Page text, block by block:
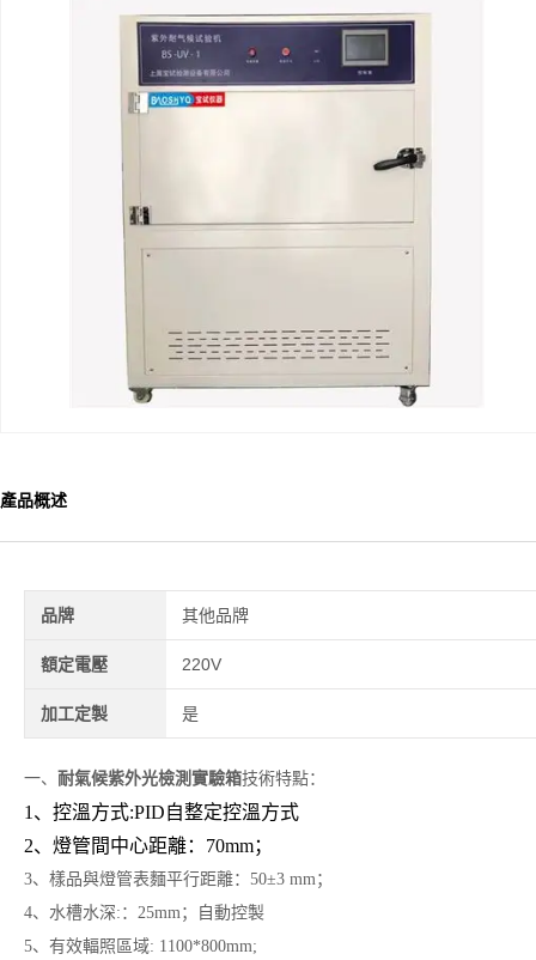
產品概述
品牌 其他品牌
額定電壓 220V
加工定製 是
一、 耐氣候紫外光檢測實驗箱技術特點：
1、控溫方式:PID自整定控溫方式
2、燈管間中心距離：70mm；
3、樣品與燈管表麵平行距離：50±3 mm；
4、水槽水深:：25mm；自動控製
5、有效輻照區域: 1100*800mm;